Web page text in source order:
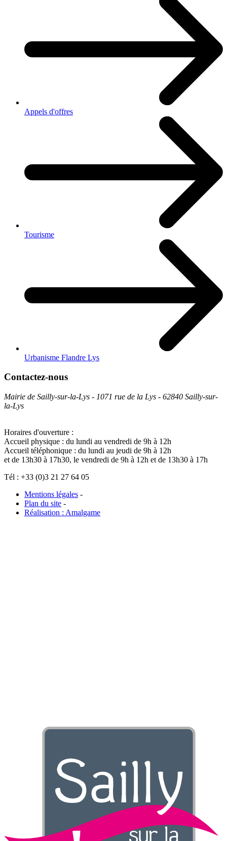
Appels d'offres
Tourisme
Urbanisme Flandre Lys
Contactez-nous
Mairie de Sailly-sur-la-Lys - 1071 rue de la Lys - 62840 Sailly-sur-
la-Lys
Horaires d'ouverture :
Accueil physique : du lundi au vendredi de 9h à 12h
Accueil téléphonique : du lundi au jeudi de 9h à 12h
et de 13h30 à 17h30, le vendredi de 9h à 12h et de 13h30 à 17h
Tél : +33 (0)3 21 27 64 05
Mentions légales -
Plan du site -
Réalisation : Amalgame